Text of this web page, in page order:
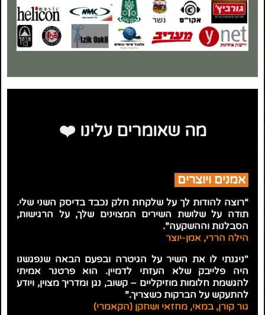
מה שאומרים עלינו ❤️
אמנים ויוצרים
“רוצה להודות לך על שלקחת חלק נכבד בדיסק השני שלי.
תודה על שלושת השירים המצוינים שלך, על הרגישות,
הסבלנות וההשקעה”.
הילה הררי, אמן-יוצר
"ניגנתי לו את השיר על הגיטרה ובפעם הבאה שנפגשנו
היה פלייבק שלא העזתי לדמיין. הוא פרטנר אמיתי
להגשמת חלומות מוזיקליים – קשוב, נגן ומדריך מצוין, ויודע
להתעקש על הברקות כשצריך.”
גור קורן, במאי, מחזאי ושחקן (הקאמרי)